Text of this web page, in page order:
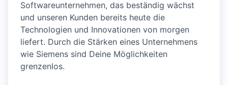
Softwareunternehmen, das beständig wächst
und unseren Kunden bereits heute die
Technologien und Innovationen von morgen
liefert. Durch die Stärken eines Unternehmens
wie Siemens sind Deine Möglichkeiten
grenzenlos.